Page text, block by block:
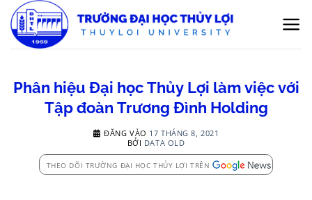
qua
nội
Phân hiệu Đại học Thủy Lợi làm việc với
Tập đoàn Trương Đình Holding
ĐĂNG VÀO 17 THÁNG 8, 2021
BỞI DATA OLD
THEO DÕI TRƯỜNG ĐẠI HỌC THỦY LỢI TRÊN